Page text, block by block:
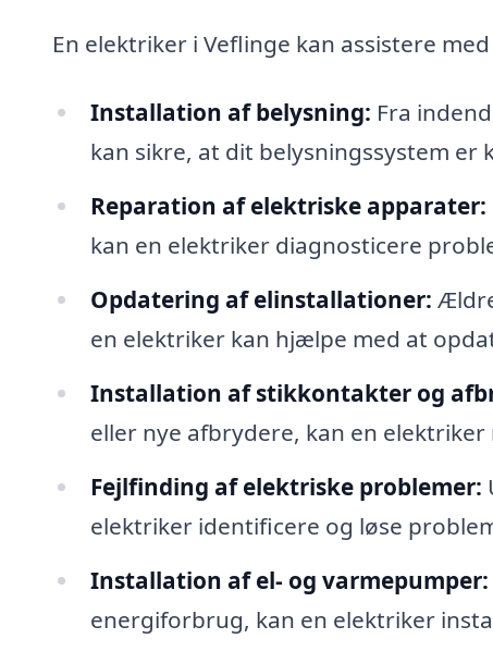
En elektriker i Veflinge kan assistere
Installation af belysning: Fra
kan sikre, at dit belysningssystem
Reparation af elektriske apparater:
kan en elektriker diagnosticere
Opdatering af elinstallationer:
en elektriker kan hjælpe med at
Installation af stikkontakter og
eller nye afbrydere, kan en
Fejlfinding af elektriske problemer:
elektriker identificere og løse
Installation af el- og varmepumper:
energiforbrug, kan en elektriker